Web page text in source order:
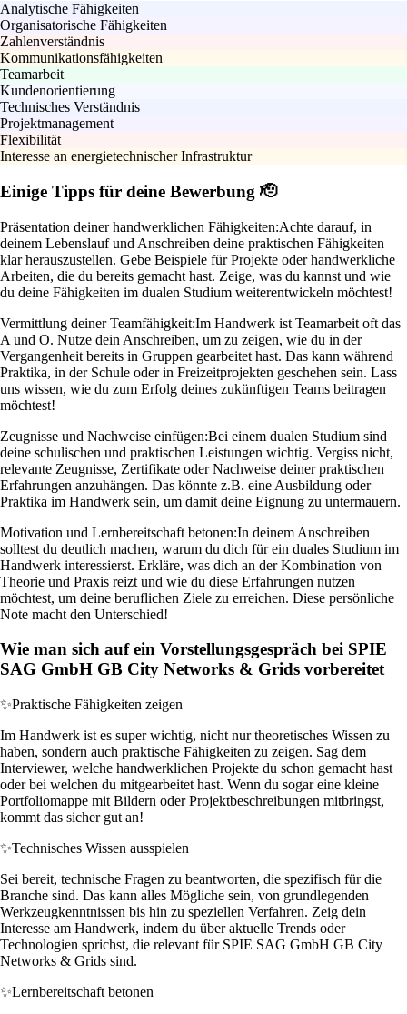
Analytische Fähigkeiten
Organisatorische Fähigkeiten
Zahlenverständnis
Kommunikationsfähigkeiten
Teamarbeit
Kundenorientierung
Technisches Verständnis
Projektmanagement
Flexibilität
Interesse an energietechnischer Infrastruktur
Einige Tipps für deine Bewerbung 🫡
Präsentation deiner handwerklichen Fähigkeiten:Achte darauf, in
deinem Lebenslauf und Anschreiben deine praktischen Fähigkeiten
klar herauszustellen. Gebe Beispiele für Projekte oder handwerkliche
Arbeiten, die du bereits gemacht hast. Zeige, was du kannst und wie
du deine Fähigkeiten im dualen Studium weiterentwickeln möchtest!
Vermittlung deiner Teamfähigkeit:Im Handwerk ist Teamarbeit oft das
A und O. Nutze dein Anschreiben, um zu zeigen, wie du in der
Vergangenheit bereits in Gruppen gearbeitet hast. Das kann während
Praktika, in der Schule oder in Freizeitprojekten geschehen sein. Lass
uns wissen, wie du zum Erfolg deines zukünftigen Teams beitragen
möchtest!
Zeugnisse und Nachweise einfügen:Bei einem dualen Studium sind
deine schulischen und praktischen Leistungen wichtig. Vergiss nicht,
relevante Zeugnisse, Zertifikate oder Nachweise deiner praktischen
Erfahrungen anzuhängen. Das könnte z.B. eine Ausbildung oder
Praktika im Handwerk sein, um damit deine Eignung zu untermauern.
Motivation und Lernbereitschaft betonen:In deinem Anschreiben
solltest du deutlich machen, warum du dich für ein duales Studium im
Handwerk interessierst. Erkläre, was dich an der Kombination von
Theorie und Praxis reizt und wie du diese Erfahrungen nutzen
möchtest, um deine beruflichen Ziele zu erreichen. Diese persönliche
Note macht den Unterschied!
Wie man sich auf ein Vorstellungsgespräch bei SPIE
SAG GmbH GB City Networks & Grids vorbereitet
✨Praktische Fähigkeiten zeigen
Im Handwerk ist es super wichtig, nicht nur theoretisches Wissen zu
haben, sondern auch praktische Fähigkeiten zu zeigen. Sag dem
Interviewer, welche handwerklichen Projekte du schon gemacht hast
oder bei welchen du mitgearbeitet hast. Wenn du sogar eine kleine
Portfoliomappe mit Bildern oder Projektbeschreibungen mitbringst,
kommt das sicher gut an!
✨Technisches Wissen ausspielen
Sei bereit, technische Fragen zu beantworten, die spezifisch für die
Branche sind. Das kann alles Mögliche sein, von grundlegenden
Werkzeugkenntnissen bis hin zu speziellen Verfahren. Zeig dein
Interesse am Handwerk, indem du über aktuelle Trends oder
Technologien sprichst, die relevant für SPIE SAG GmbH GB City
Networks & Grids sind.
✨Lernbereitschaft betonen